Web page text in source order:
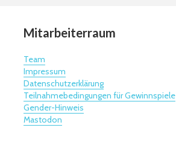
Mitarbeiterraum
Team
Impressum
Datenschutzerklärung
Teilnahmebedingungen für Gewinnspiele
Gender-Hinweis
Mastodon